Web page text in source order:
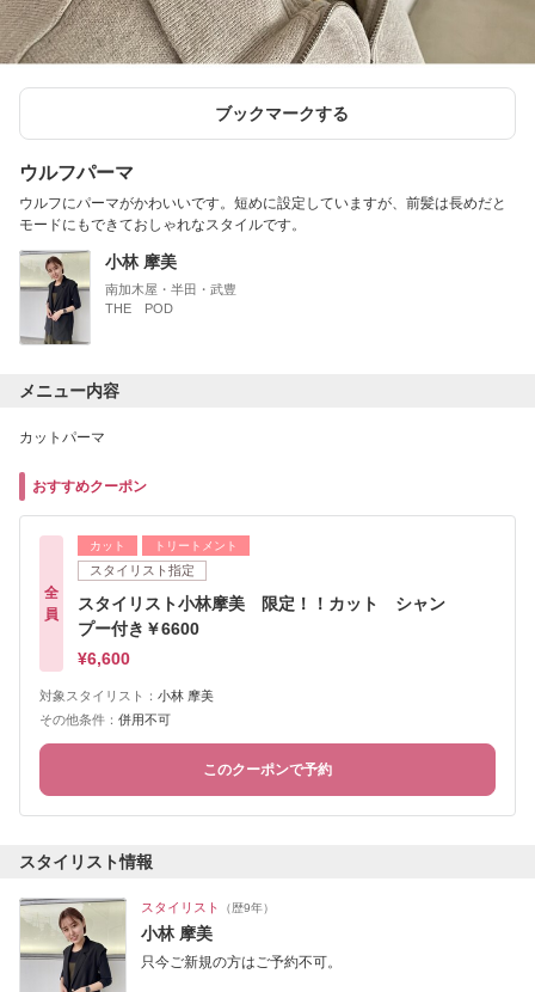
ブックマークする
ウルフパーマ
ウルフにパーマがかわいいです。短めに設定していますが、前髪は長めだと
モードにもできておしゃれなスタイルです。
小林 摩美
南加木屋・半田・武豊
THE POD
メニュー内容
カットパーマ
おすすめクーポン
全
員
カット トリートメント
スタイリスト指定
スタイリスト小林摩美 限定！！カット シャン
プー付き￥6600
¥6,600
対象スタイリスト： 小林 摩美
その他条件： 併用不可
このクーポンで予約
スタイリスト情報
スタイリスト （歴9年）
小林 摩美
只今ご新規の方はご予約不可。